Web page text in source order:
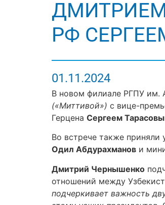
РФ
01.11.2024
В новом филиале РГПУ им.
(«Миттивой») с вице-
Герцена Сергеем
Во встрече также приняли
Одил Абдурахманов и
Дмитрий Чернышенко
отношений между
подчеркивает важность